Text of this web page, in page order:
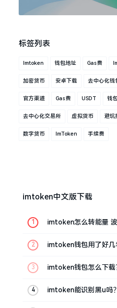
标签列表
Imtoken 钱包地址 Gas费
加密货币 安卓下载 去中心化钱
官方渠道 Gas费 USDT 钱
去中心化交易所 虚拟货币 避坑
数字货币 ImToken 手续费
imtoken中文版下载
imtoken怎么转能量
imtoken钱包用了好几
imtoken钱包怎么下载
imtoken能识别黑u吗